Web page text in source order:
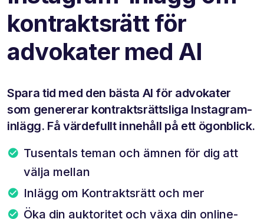
kontraktsrätt för
advokater med AI
Spara tid med den bästa AI för advokater
som genererar kontraktsrättsliga Instagram-
inlägg. Få värdefullt innehåll på ett ögonblick.
Tusentals teman och ämnen för dig att
välja mellan
Inlägg om Kontraktsrätt och mer
Öka din auktoritet och växa din online-